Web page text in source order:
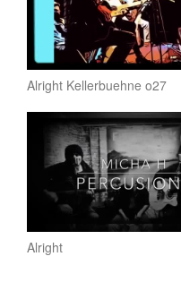
Alright Kellerbuehne o27
Alright